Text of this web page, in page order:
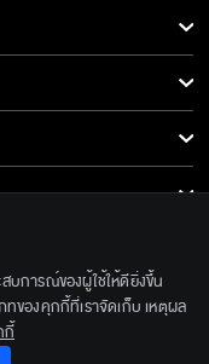
บการณ์ของผู้ใช้ให้ดียิ่งขึ้น
ทของคุกกี้ที่เราจัดเก็บ เหตุผล
กี้